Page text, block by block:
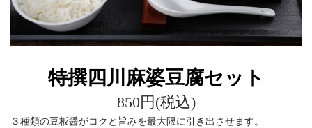
特撰四川麻婆豆腐セット
850円(税込)
３種類の豆板醤がコクと旨みを最大限に引き出させます。